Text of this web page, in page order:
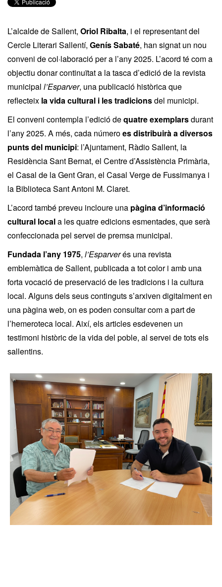
L’alcalde de Sallent, Oriol Ribalta, i el representant del
Cercle Literari Sallentí, Genís Sabaté, han signat un nou
conveni de col·laboració per a l’any 2025. L’acord té com a
objectiu donar continuïtat a la tasca d’edició de la revista
municipal l’Esparver, una publicació històrica que
reflecteix la vida cultural i les tradicionsdel municipi.
El conveni contempla l’edició dequatre exemplarsdurant
l’any 2025. A més, cada númeroes distribuirà a diversos
punts del municipi: l’Ajuntament, Ràdio Sallent, la
Residència Sant Bernat, el Centre d’Assistència Primària,
el Casal de la Gent Gran, el Casal Verge de Fussimanya i
la Biblioteca Sant Antoni M. Claret.
L’acord també preveu incloure una pàgina d’informació
cultural locala les quatre edicions esmentades, que serà
confeccionada pel servei de premsa municipal.
Fundada l’any 1975, l’Esparverés una revista
emblemàtica de Sallent, publicada a tot color i amb una
forta vocació de preservació de les tradicions i la cultura
local. Alguns dels seus continguts s’arxiven digitalment en
una pàgina web, on es poden consultar com a part de
l’hemeroteca local. Així, els articles esdevenen un
testimoni històric de la vida del poble, al servei de tots els
sallentins.